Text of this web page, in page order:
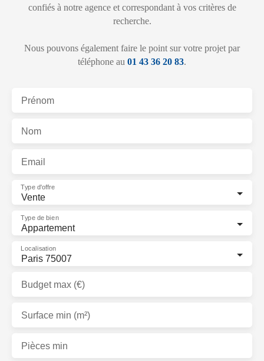
confiés à notre agence et correspondant à vos critères de
recherche.
Nous pouvons également faire le point sur votre projet par
téléphone au 01 43 36 20 83.
Prénom
Nom
Email
Vente
Type d'offre
Appartement
Type de bien
Paris 75007
Localisation
Budget max (€)
Surface min (m²)
Pièces min